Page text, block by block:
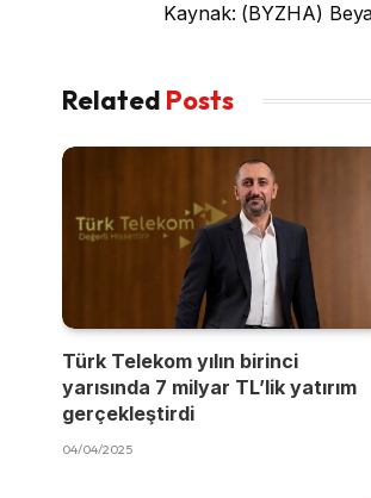
Kaynak: (BYZHA)
Related Posts
Türk Telekom yılın birinci
yarısında 7 milyar TL’lik yatırım
gerçekleştirdi
04/04/2025